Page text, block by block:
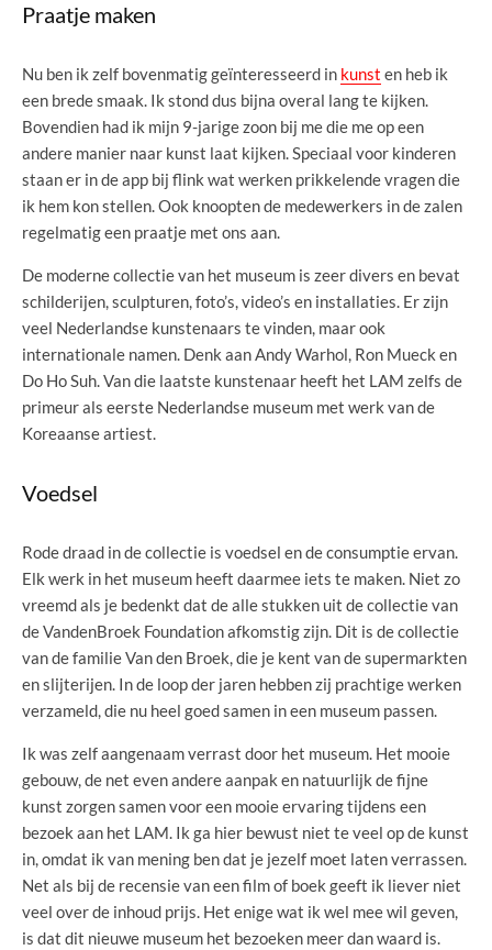
Praatje maken
Nu ben ik zelf bovenmatig geïnteresseerd in kunst en heb ik
een brede smaak. Ik stond dus bijna overal lang te kijken.
Bovendien had ik mijn 9-jarige zoon bij me die me op een
andere manier naar kunst laat kijken. Speciaal voor kinderen
staan er in de app bij flink wat werken prikkelende vragen die
ik hem kon stellen. Ook knoopten de medewerkers in de zalen
regelmatig een praatje met ons aan.
De moderne collectie van het museum is zeer divers en bevat
schilderijen, sculpturen, foto’s, video’s en installaties. Er zijn
veel Nederlandse kunstenaars te vinden, maar ook
internationale namen. Denk aan Andy Warhol, Ron Mueck en
Do Ho Suh. Van die laatste kunstenaar heeft het LAM zelfs de
primeur als eerste Nederlandse museum met werk van de
Koreaanse artiest.
Voedsel
Rode draad in de collectie is voedsel en de consumptie ervan.
Elk werk in het museum heeft daarmee iets te maken. Niet zo
vreemd als je bedenkt dat de alle stukken uit de collectie van
de VandenBroek Foundation afkomstig zijn. Dit is de collectie
van de familie Van den Broek, die je kent van de supermarkten
en slijterijen. In de loop der jaren hebben zij prachtige werken
verzameld, die nu heel goed samen in een museum passen.
Ik was zelf aangenaam verrast door het museum. Het mooie
gebouw, de net even andere aanpak en natuurlijk de fijne
kunst zorgen samen voor een mooie ervaring tijdens een
bezoek aan het LAM. Ik ga hier bewust niet te veel op de kunst
in, omdat ik van mening ben dat je jezelf moet laten verrassen.
Net als bij de recensie van een film of boek geeft ik liever niet
veel over de inhoud prijs. Het enige wat ik wel mee wil geven,
is dat dit nieuwe museum het bezoeken meer dan waard is.